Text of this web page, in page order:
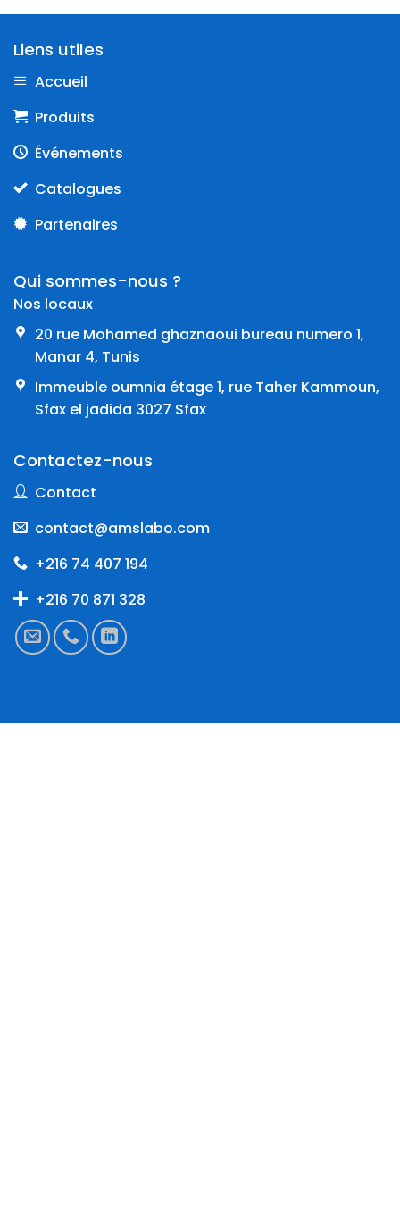
Liens utiles
Accueil
Produits
Événements
Catalogues
Partenaires
Qui sommes-nous ?
Nos locaux
20 rue Mohamed ghaznaoui bureau numero 1,
Manar 4, Tunis
Immeuble oumnia étage 1, rue Taher Kammoun,
Sfax el jadida 3027 Sfax
Contactez-nous
Contact
contact@amslabo.com
+216 74 407 194
+216 70 871 328